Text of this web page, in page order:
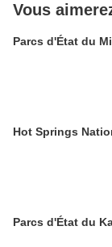
Vous
Parcs d'État du
Hot Springs
Parcs d'État du